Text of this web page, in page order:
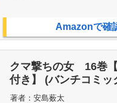
Amazonで確
クマ撃ちの女 16巻
付き】 (バンチコミッ
著者： 安島薮太